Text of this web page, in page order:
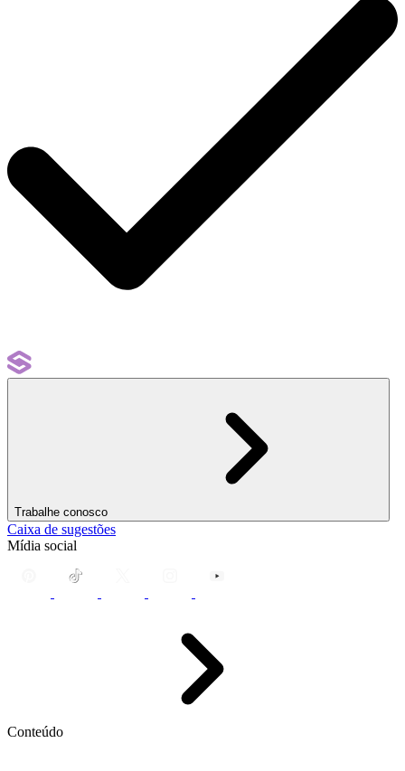
Trabalhe conosco
Caixa de sugestões
Mídia social
Conteúdo